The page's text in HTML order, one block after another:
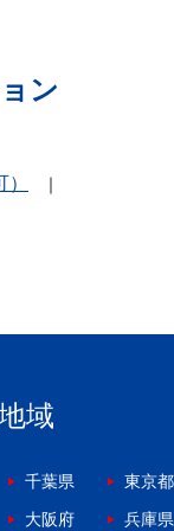
ン
域
千葉県
東京都
大阪府 兵庫県